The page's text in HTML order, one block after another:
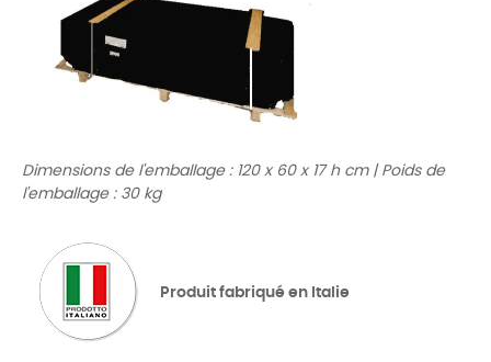
Dimensions de l'emballage : 120 x 60 x 17 h cm | Poids de
l'emballage : 30 kg
Produit fabriqué en Italie